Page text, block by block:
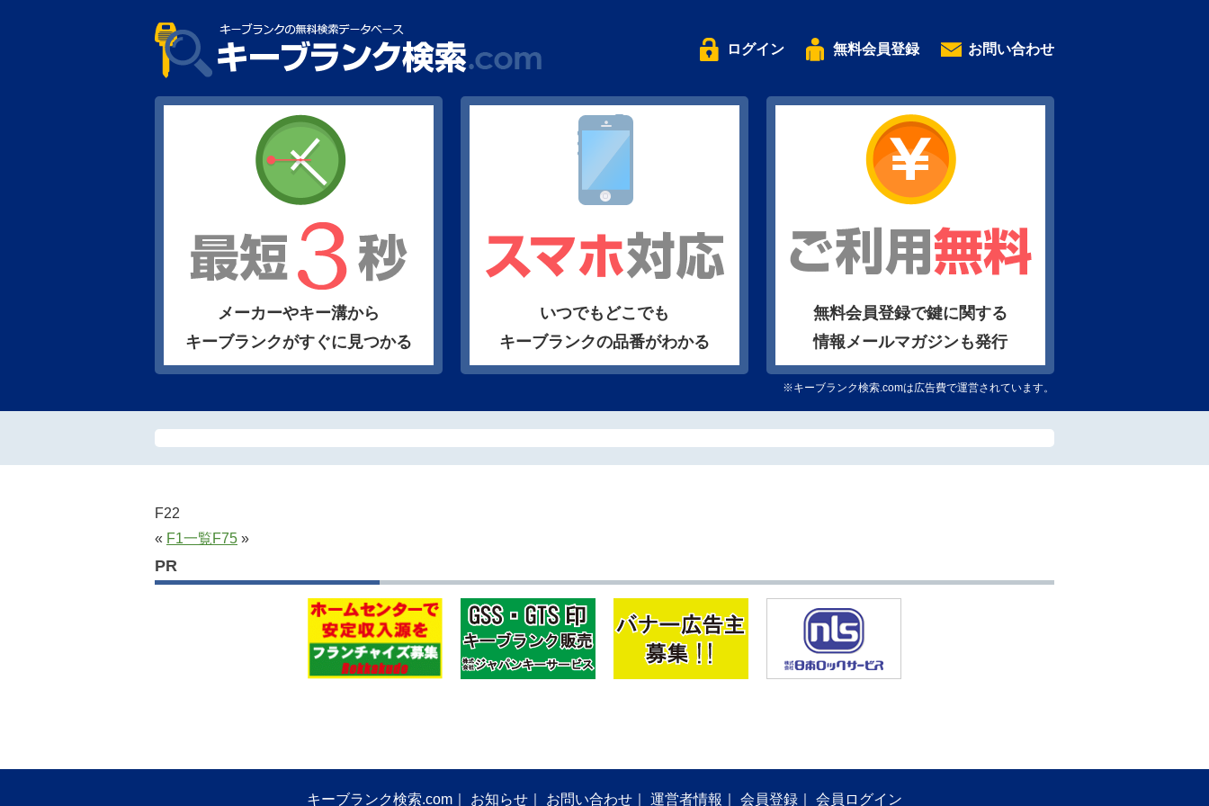
ログイン 無料会員登録 お問い合わせ
メーカーやキー溝から
キーブランクがすぐに見つかる
いつでもどこでも
キーブランクの品番がわかる
無料会員登録で鍵に関する
情報メールマガジンも発行
※キーブランク検索.comは広告費で運営されています。
F22
« F1一覧F75 »
PR
キーブランク検索.com お知らせ お問い合わせ 運営者情報 会員登録 会員ログイン